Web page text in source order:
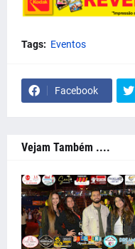
Tags: Eventos
Facebook
Vejam Também ....